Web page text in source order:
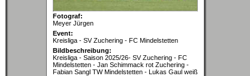
Fotograf:
Meyer Jürgen
Event:
Kreisliga - SV Zuchering - FC Mindelstetten
Bildbeschreibung:
Kreisliga - Saison 2025/26- SV Zuchering - FC
Mindelstetten - Jan Schimmack rot Zuchering -
Fabian Sangl TW Mindelstetten - Lukas Gaul weiß